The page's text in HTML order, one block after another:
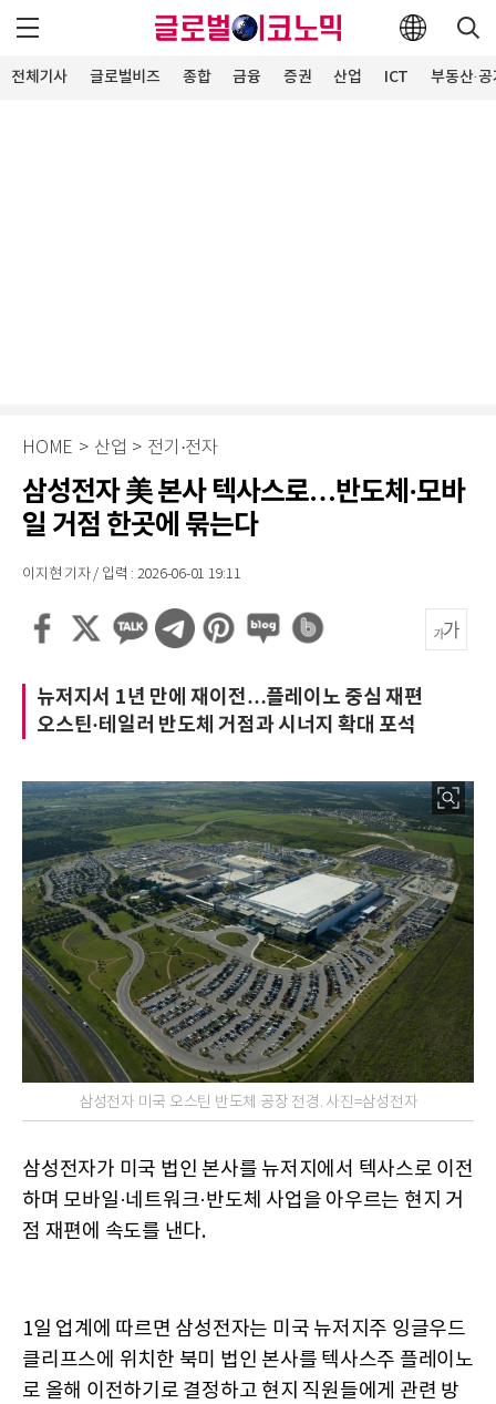
전체기사 글로벌비즈 종합 금융 증권 산업 ICT 부동산·
HOME > 산업 > 전기·전자
삼성전자 美 본사 텍사스로…반도체·모바
일 거점 한곳에 묶는다
이지현 기자 / 입력 : 2026-06-01 19:11
뉴저지서 1년 만에 재이전…플레이노 중심 재편
오스틴·테일러 반도체 거점과 시너지 확대 포석
삼성전자 미국 오스틴 반도체 공장 전경. 사진=삼성전자
삼성전자가 미국 법인 본사를 뉴저지에서 텍사스로 이전
하며 모바일·네트워크·반도체 사업을 아우르는 현지 거
점 재편에 속도를 낸다.
1일 업계에 따르면 삼성전자는 미국 뉴저지주 잉글우드
클리프스에 위치한 북미 법인 본사를 텍사스주 플레이노
로 올해 이전하기로 결정하고 현지 직원들에게 관련 방